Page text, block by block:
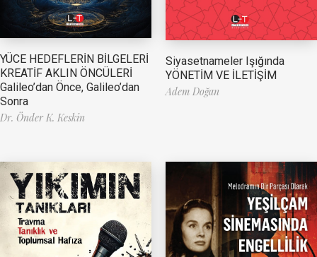
YÜCE HEDEFLERİN BİLGELERİ
KREATİF AKLIN ÖNCÜLERİ
Galileo’dan Önce, Galileo’dan
Sonra
Dr. Önder K. Keskin
Siyasetnameler Işığında
YÖNETİM VE İLETİŞİM
Adem Doğan